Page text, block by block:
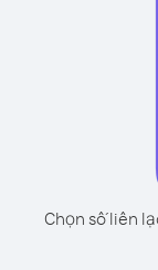
Chọn số liên